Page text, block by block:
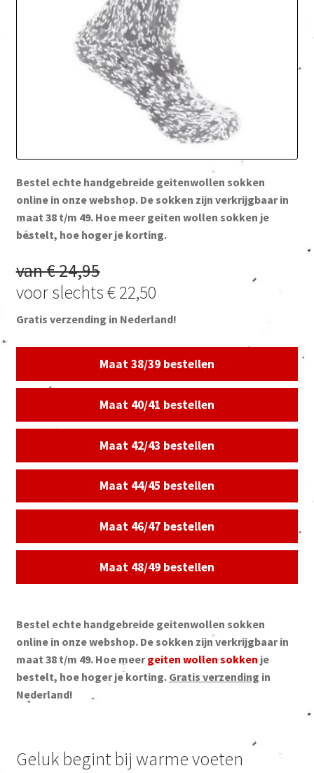
Bestel echte handgebreide geitenwollen sokken
online in onze webshop. De sokken zijn verkrijgbaar in
maat 38 t/m 49. Hoe meer geiten wollen sokken je
bestelt, hoe hoger je korting.
van € 24,95
voor slechts € 22,50
Gratis verzending in Nederland!
Maat 38/39 bestellen
Maat 40/41 bestellen
Maat 42/43 bestellen
Maat 44/45 bestellen
Maat 46/47 bestellen
Maat 48/49 bestellen
Bestel echte handgebreide geitenwollen sokken
online in onze webshop. De sokken zijn verkrijgbaar in
maat 38 t/m 49. Hoe meergeiten wollen sokken je
bestelt, hoe hoger je korting. Gratis verzending in
Nederland!
Geluk begint bij warme voeten